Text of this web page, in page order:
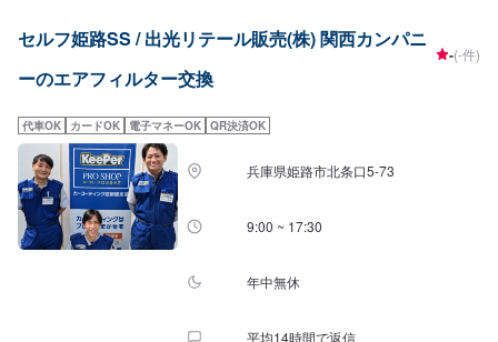
セルフ姫路SS / 出光リテール販売(株) 関西カンパニ
ーのエアフィルター交換
-(-件)
代車OK カードOK 電子マネーOK QR決済OK
兵庫県姫路市北条口5-73
9:00 ~ 17:30
年中無休
平均14時間で返信